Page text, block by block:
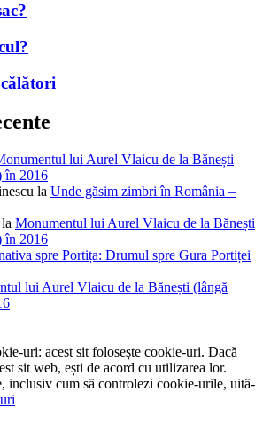
lui Aurel Vlaicu de la Bănești
în 2016
la Unde găsim zimbri în România –
la Monumentul lui Aurel Vlaicu de la Bănești
în 2016
spre Portița: Drumul spre Gura Portiței
lui Aurel Vlaicu de la Bănești (lângă
uri: acest sit folosește cookie-uri. Dacă
sit web, ești de acord cu utilizarea lor.
inclusiv cum să controlezi cookie-urile, uită-